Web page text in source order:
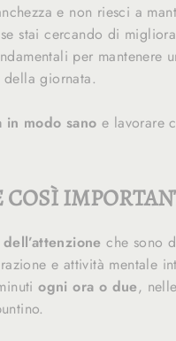
e non riesci a
stai cercando di
per mantenere
giornata.
in modo sano e lavorare
COSÌ
che sono
e attività mentale
ogni ora o due,